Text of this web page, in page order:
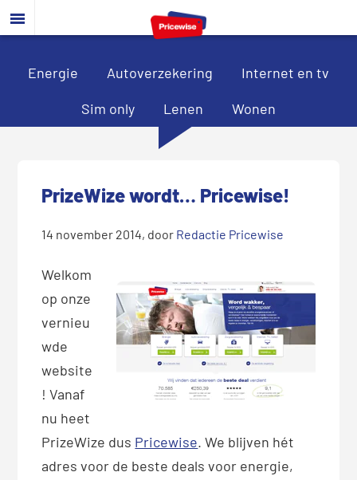
Door
naar
hoofd
Spring
naar
eerste
Spring
naar
voettekst
Energie Autoverzekering Internet en tv
Sim only Lenen Wonen
PrizeWize wordt… Pricewise!
14 november 2014, door Redactie Pricewise
Welkom
op onze
vernieu
wde
website
! Vanaf
nu heet
PrizeWize dus Pricewise. We blijven hét
adres voor de beste deals voor energie,